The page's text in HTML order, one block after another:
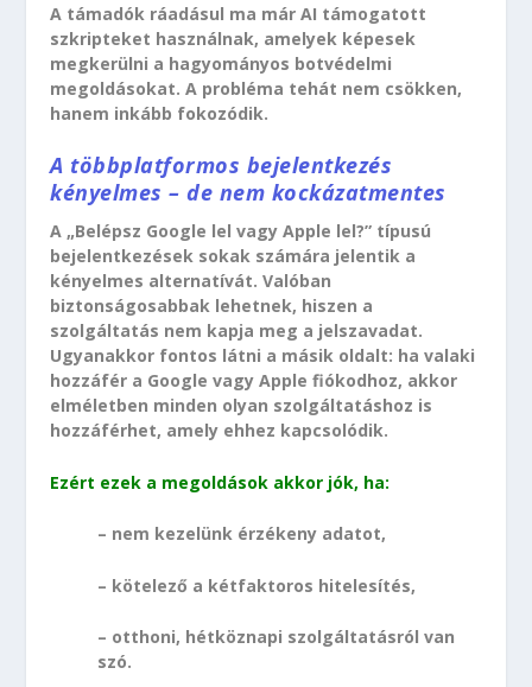
A támadók ráadásul ma már AI támogatott
szkripteket használnak, amelyek képesek
megkerülni a hagyományos botvédelmi
megoldásokat. A probléma tehát nem csökken,
hanem inkább fokozódik.
A többplatformos bejelentkezés
kényelmes – de nem kockázatmentes
A „Belépsz Google lel vagy Apple lel?” típusú
bejelentkezések sokak számára jelentik a
kényelmes alternatívát. Valóban
biztonságosabbak lehetnek, hiszen a
szolgáltatás nem kapja meg a jelszavadat.
Ugyanakkor fontos látni a másik oldalt: ha valaki
hozzáfér a Google vagy Apple fiókodhoz, akkor
elméletben minden olyan szolgáltatáshoz is
hozzáférhet, amely ehhez kapcsolódik.
Ezért ezek a megoldások akkor jók, ha:
– nem kezelünk érzékeny adatot,
– kötelező a kétfaktoros hitelesítés,
– otthoni, hétköznapi szolgáltatásról van
szó.